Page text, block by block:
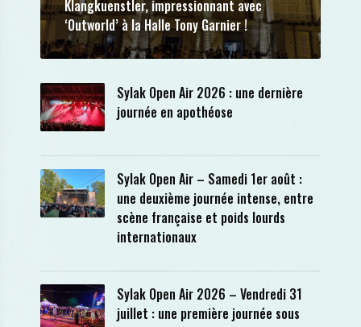
Klangkuenstler, impressionnant avec
‘Outworld’ à la Halle Tony Garnier !
Sylak Open Air 2026 : une dernière
journée en apothéose
Sylak Open Air – Samedi 1er août :
une deuxième journée intense, entre
scène française et poids lourds
internationaux
Sylak Open Air 2026 – Vendredi 31
juillet : une première journée sous